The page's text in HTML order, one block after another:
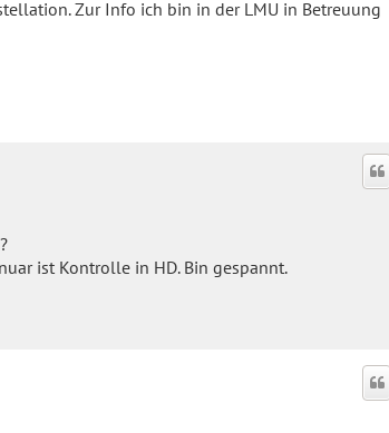
Zur Info ich bin in der LMU in Betreuung
ist Kontrolle in HD. Bin gespannt.